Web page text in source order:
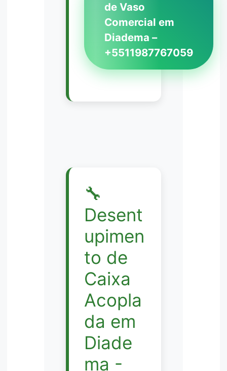
de Vaso
Comercial em
Diadema –
+5511987767059
🔧
Desent
upimen
to de
Caixa
Acopla
da em
Diade
ma -